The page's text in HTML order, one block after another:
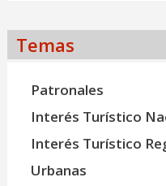
Temas
Patronales
Interés Turístico
Interés Turístico
Urbanas